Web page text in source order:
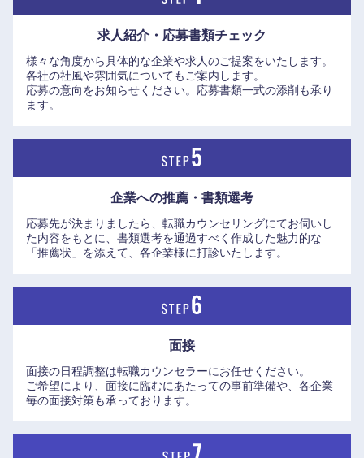
求人紹介・応募書類チェック
様々な角度から具体的な企業や求人のご提案をいたします。
各社の社風や雰囲気についてもご案内します。
応募の意向をお知らせください。応募書類一式の添削も承り
ます。
企業への推薦・書類選考
応募先が決まりましたら、転職カウンセリングにてお伺いし
た内容をもとに、書類選考を通過すべく作成した魅力的な
「推薦状」を添えて、各企業様に打診いたします。
面接
面接の日程調整は転職カウンセラーにお任せください。
ご希望により、面接に臨むにあたっての事前準備や、各企業
毎の面接対策も承っております。
滋賀県